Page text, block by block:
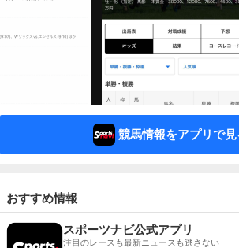
競馬情報をアプリで見
おすすめ情報
スポーツナビ公式アプリ
注目のレースも最新ニュースも逃さない